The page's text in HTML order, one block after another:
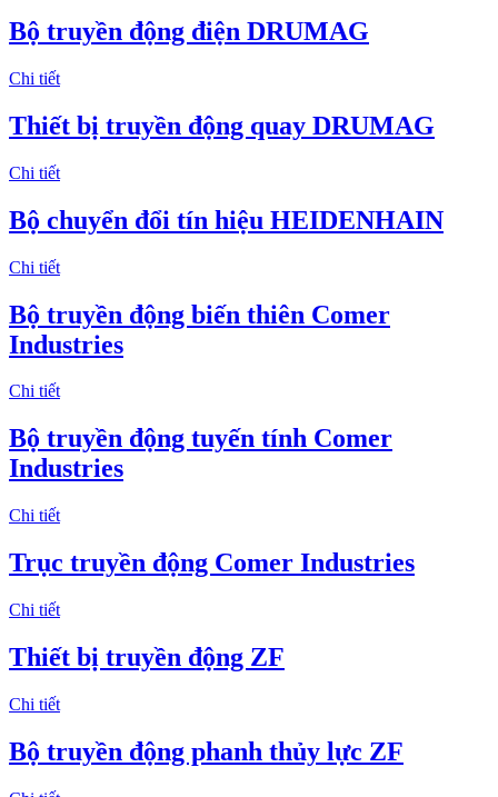
Bộ truyền động điện DRUMAG
Chi tiết
Thiết bị truyền động quay DRUMAG
Chi tiết
Bộ chuyển đổi tín hiệu HEIDENHAIN
Chi tiết
Bộ truyền động biến thiên Comer
Industries
Chi tiết
Bộ truyền động tuyến tính Comer
Industries
Chi tiết
Trục truyền động Comer Industries
Chi tiết
Thiết bị truyền động ZF
Chi tiết
Bộ truyền động phanh thủy lực ZF